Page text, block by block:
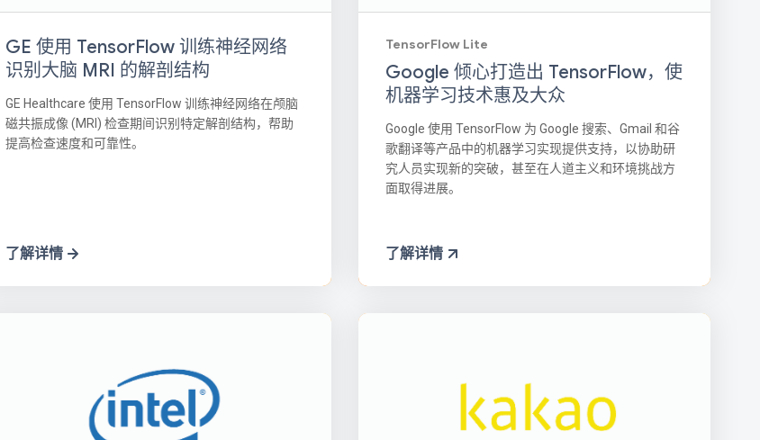
GE 使用 TensorFlow 训练神经网络
识别大脑 MRI 的解剖结构
GE Healthcare 使用 TensorFlow 训练神经网络在颅脑
磁共振成像 (MRI) 检查期间识别特定解剖结构，帮助
提高检查速度和可靠性。
了解详情
TensorFlow Lite
Google 倾心打造出 TensorFlow，使
机器学习技术惠及大众
Google 使用 TensorFlow 为 Google 搜索、Gmail 和谷
歌翻译等产品中的机器学习实现提供支持，以协助研
究人员实现新的突破，甚至在人道主义和环境挑战方
面取得进展。
了解详情